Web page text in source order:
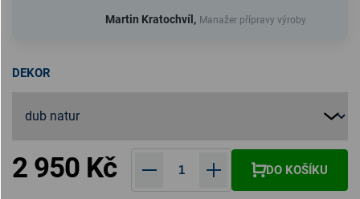
Martin Kratochvíl, Manažer přípravy výroby
DEKOR
2 950 Kč DO KOŠÍKU